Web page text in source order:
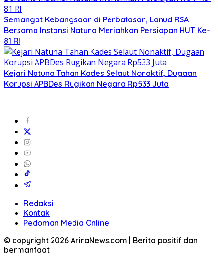
Semangat Kebangsaan di Perbatasan, Lanud RSA
Bersama Instansi Natuna Meriahkan Persiapan HUT Ke-
81 RI
Kejari Natuna Tahan Kades Selaut Nonaktif, Dugaan
Korupsi APBDes Rugikan Negara Rp533 Juta
Redaksi
Kontak
Pedoman Media Online
© copyright 2026 AriraNews.com | Berita positif dan
bermanfaat